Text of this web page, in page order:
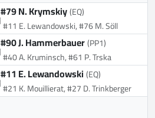
#79 N. Krymskiy(EQ)
#11 E. Lewandowski, #76 M. Söll
#90 J. Hammerbauer(PP1)
#40 A. Kruminsch, #61 P. Trska
#11 E. Lewandowski(EQ)
#21 K. Mouillierat, #27 D. Trinkberger